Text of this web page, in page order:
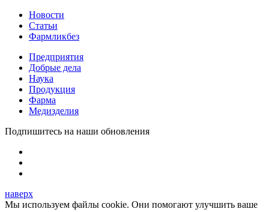
Новости
Статьи
Фармликбез
Предприятия
Добрые дела
Наука
Продукция
Фарма
Медизделия
Подпишитесь на наши обновления
наверх
Мы используем файлы cookie. Они помогают улучшить ваше